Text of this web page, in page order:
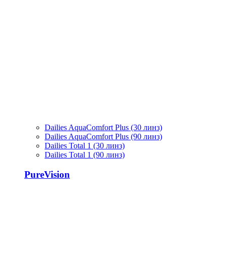
Dailies AquaComfort Plus (30 линз)
Dailies AquaComfort Plus (90 линз)
Dailies Total 1 (30 линз)
Dailies Total 1 (90 линз)
PureVision